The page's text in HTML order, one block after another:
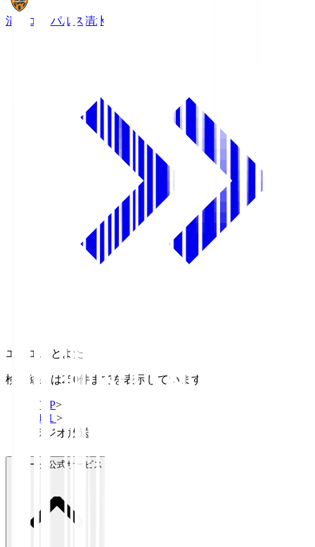
清水エスパルス 清水
エフエムとよた
検索結果は250件までを表示しています
TOP>
Ｊ１ >
ラジオ放送
Ｊリーグ公式サービス